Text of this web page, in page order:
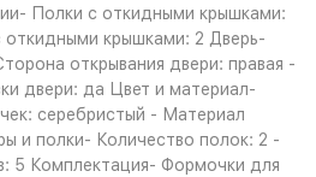
Полки с откидными крышками:
откидными крышками: 2 Дверь-
открывания двери: правая -
двери: да Цвет и материал-
серебристый - Материал
и полки- Количество полок: 2 -
5 Комплектация- Формочки для